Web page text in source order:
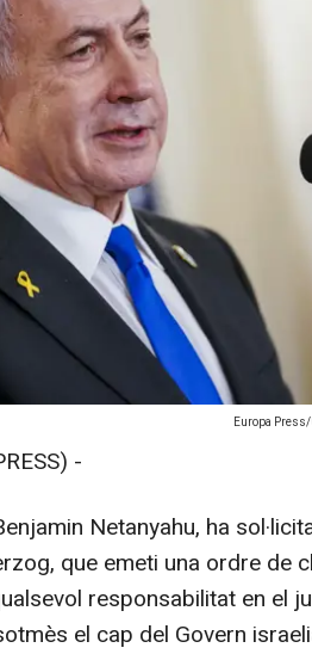
Europa
-
Netanyahu, ha
que emeti una ordre de
responsabilitat en el
el cap del Govern